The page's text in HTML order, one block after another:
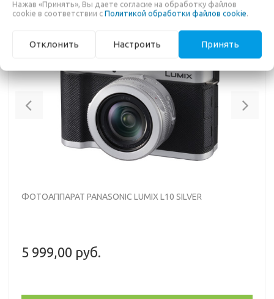
Previous
ПРЕДЗАКАЗ
ФОТОАППАРАТ PANASONIC LUMIX L10 SILVER
5 999,00 руб.
Нажав «Принять», Вы даете согласие на обработку файлов
cookie в соответствии с Политикой обработки файлов cookie.
Отклонить Настроить Принять